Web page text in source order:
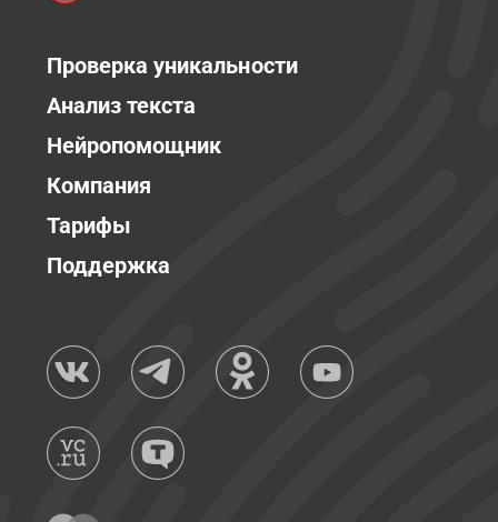
Проверка уникальности
Анализ текста
Нейропомощник
Компания
Тарифы
Поддержка